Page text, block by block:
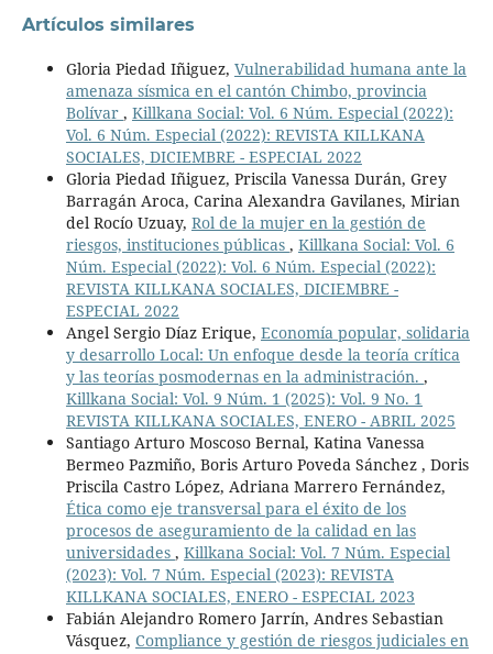
Artículos similares
Gloria Piedad Iñiguez, Vulnerabilidad humana ante la
amenaza sísmica en el cantón Chimbo, provincia
Bolívar , Killkana Social: Vol. 6 Núm. Especial (2022):
Vol. 6 Núm. Especial (2022): REVISTA KILLKANA
SOCIALES, DICIEMBRE - ESPECIAL 2022
Gloria Piedad Iñiguez, Priscila Vanessa Durán, Grey
Barragán Aroca, Carina Alexandra Gavilanes, Mirian
del Rocío Uzuay, Rol de la mujer en la gestión de
riesgos, instituciones públicas , Killkana Social: Vol. 6
Núm. Especial (2022): Vol. 6 Núm. Especial (2022):
REVISTA KILLKANA SOCIALES, DICIEMBRE -
ESPECIAL 2022
Angel Sergio Díaz Erique, Economía popular, solidaria
y desarrollo Local: Un enfoque desde la teoría crítica
y las teorías posmodernas en la administración. ,
Killkana Social: Vol. 9 Núm. 1 (2025): Vol. 9 No. 1
REVISTA KILLKANA SOCIALES, ENERO - ABRIL 2025
Santiago Arturo Moscoso Bernal, Katina Vanessa
Bermeo Pazmiño, Boris Arturo Poveda Sánchez , Doris
Priscila Castro López, Adriana Marrero Fernández,
Ética como eje transversal para el éxito de los
procesos de aseguramiento de la calidad en las
universidades , Killkana Social: Vol. 7 Núm. Especial
(2023): Vol. 7 Núm. Especial (2023): REVISTA
KILLKANA SOCIALES, ENERO - ESPECIAL 2023
Fabián Alejandro Romero Jarrín, Andres Sebastian
Vásquez, Compliance y gestión de riesgos judiciales en